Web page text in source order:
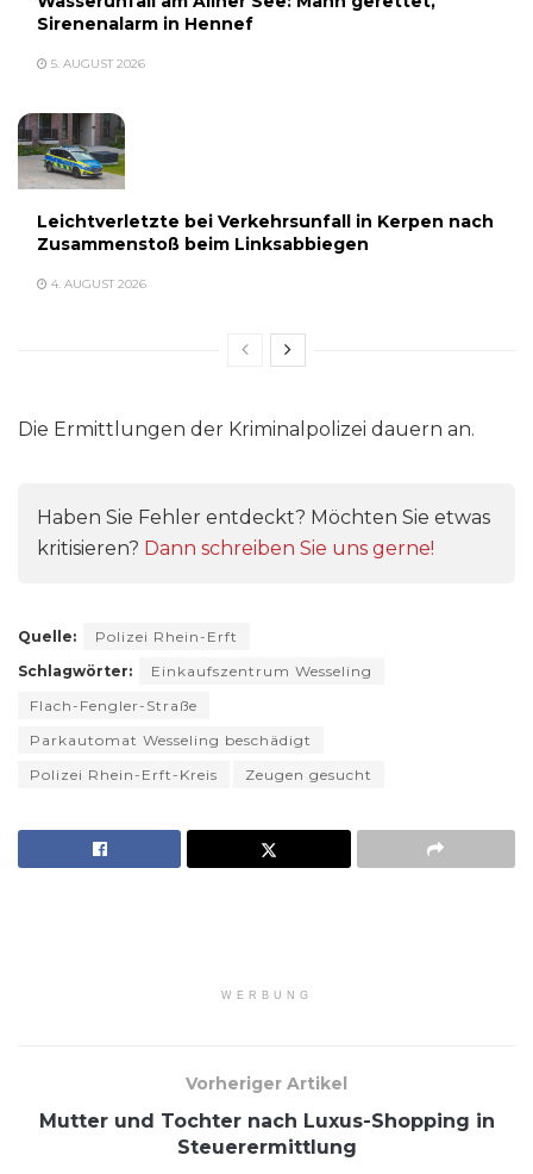
Sirenenalarm in Hennef
5. AUGUST 2026
Leichtverletzte bei Verkehrsunfall in Kerpen nach
Zusammenstoß beim Linksabbiegen
4. AUGUST 2026
Die Ermittlungen der Kriminalpolizei dauern an.
Haben Sie Fehler entdeckt? Möchten Sie etwas
kritisieren? Dann schreiben Sie uns gerne!
Quelle:
Polizei Rhein-Erft
Schlagwörter:
Einkaufszentrum Wesseling
Flach-Fengler-Straße
Parkautomat Wesseling beschädigt
Polizei Rhein-Erft-Kreis
Zeugen gesucht
WERBUNG
Vorheriger Artikel
Mutter und Tochter nach Luxus-Shopping in
Steuerermittlung